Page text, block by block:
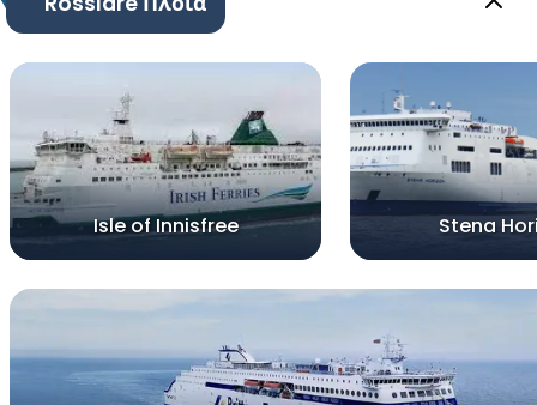
Isle of Innisfree Stena